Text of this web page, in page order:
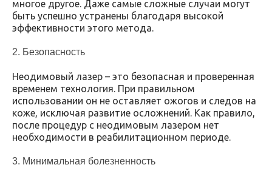
многое другое. Даже самые сложные случаи могут
быть успешно устранены благодаря высокой
эффективности этого метода.
2. Безопасность
Неодимовый лазер – это безопасная и проверенная
временем технология. При правильном
использовании он не оставляет ожогов и следов на
коже, исключая развитие осложнений. Как правило,
после процедур с неодимовым лазером нет
необходимости в реабилитационном периоде.
3. Минимальная болезненность